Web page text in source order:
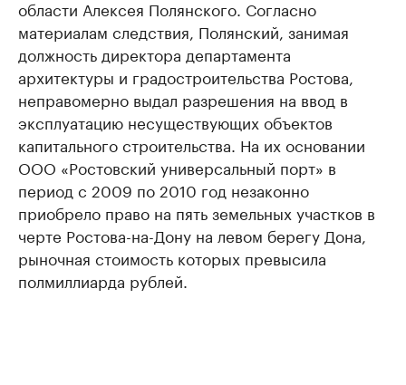
области Алексея Полянского. Согласно
материалам следствия, Полянский, занимая
должность директора департамента
архитектуры и градостроительства Ростова,
неправомерно выдал разрешения на ввод в
эксплуатацию несуществующих объектов
капитального строительства. На их основании
ООО «Ростовский универсальный порт» в
период с 2009 по 2010 год незаконно
приобрело право на пять земельных участков в
черте Ростова-на-Дону на левом берегу Дона,
рыночная стоимость которых превысила
полмиллиарда рублей.